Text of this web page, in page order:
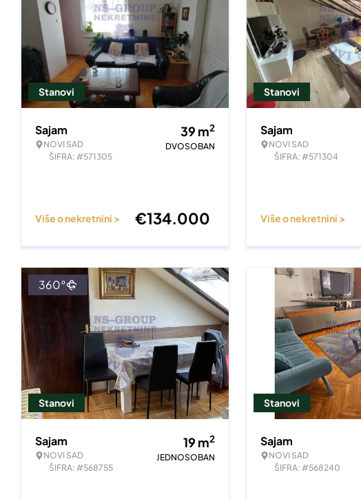
Stanovi
Sajam
NOVI SAD
ŠIFRA: #571305
39 m2
DVOSOBAN
Više o nekretnini > €134.000
Stanovi
Sajam
NOVI SAD
ŠIFRA: #571304
Više o nekretnini >
Stanovi
360°
Sajam
NOVI SAD
ŠIFRA: #568755
19 m2
JEDNOSOBAN
Stanovi
Sajam
NOVI SAD
ŠIFRA: #568240